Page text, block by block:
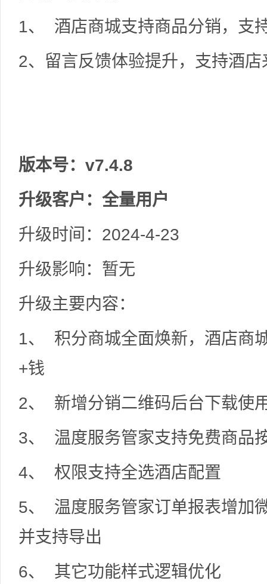
1、 酒店商城支持商品分销，支
2、留言反馈体验提升，支持酒
版本号：v7.4.8
升级客户：全量用户
升级时间：2024-4-23
升级影响：暂无
升级主要内容：
1、 积分商城全面焕新，酒店商
+钱
2、 新增分销二维码后台下载使
3、 温度服务管家支持免费商品
4、 权限支持全选酒店配置
5、 温度服务管家订单报表增加
并支持导出
6、 其它功能样式逻辑优化